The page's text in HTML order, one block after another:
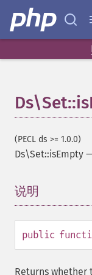
(PECL ds >= 1.0.0)
Ds\Set::isEmpty
说明
public
Returns whether